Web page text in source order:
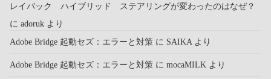
レイバック ハイブリッド ステアリングが変わったのはなぜ？
に adoruk より
Adobe Bridge 起動セズ：エラーと対策 に SAIKA より
Adobe Bridge 起動セズ：エラーと対策 に mocaMILK より